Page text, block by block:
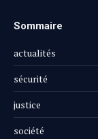
Sommaire
actualités
sécurité
justice
société